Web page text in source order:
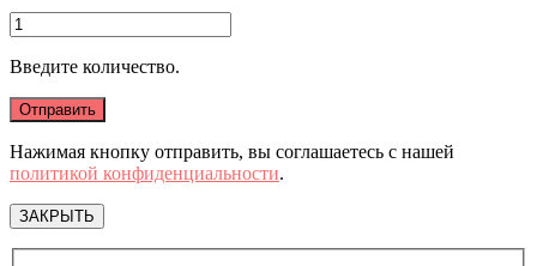
Введите количество.
Нажимая кнопку отправить, вы соглашаетесь с нашей
политикой конфиденциальности.
ЗАКРЫТЬ